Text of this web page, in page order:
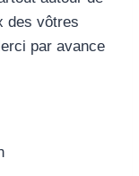
des vôtres
par avance